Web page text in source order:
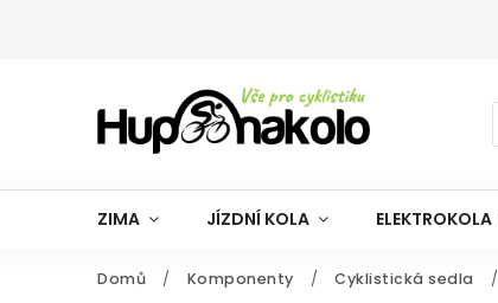
ZIMA JÍZDNÍ KOLA ELEKTROKOLA
Domů / Komponenty / Cyklistická sedla /